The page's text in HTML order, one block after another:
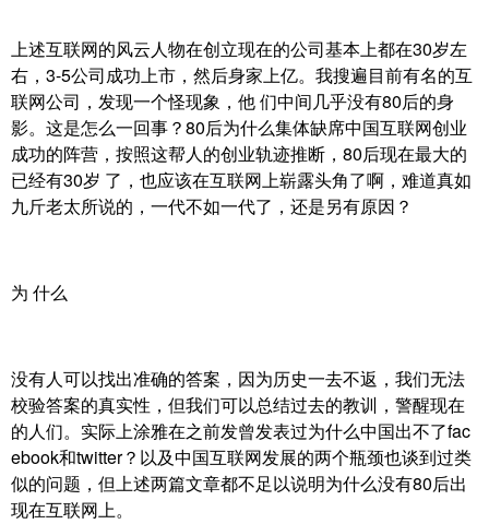
上述互联网的风云人物在创立现在的公司基本上都在30岁左
右，3-5公司成功上市，然后身家上亿。我搜遍目前有名的互
联网公司，发现一个怪现象，他 们中间几乎没有80后的身
影。这是怎么一回事？80后为什么集体缺席中国互联网创业
成功的阵营，按照这帮人的创业轨迹推断，80后现在最大的
已经有30岁 了，也应该在互联网上崭露头角了啊，难道真如
九斤老太所说的，一代不如一代了，还是另有原因？
为 什么
没有人可以找出准确的答案，因为历史一去不返，我们无法
校验答案的真实性，但我们可以总结过去的教训，警醒现在
的人们。实际上涂雅在之前发曾发表过为什么中国出不了fac
ebook和twitter？以及中国互联网发展的两个瓶颈也谈到过类
似的问题，但上述两篇文章都不足以说明为什么没有80后出
现在互联网上。